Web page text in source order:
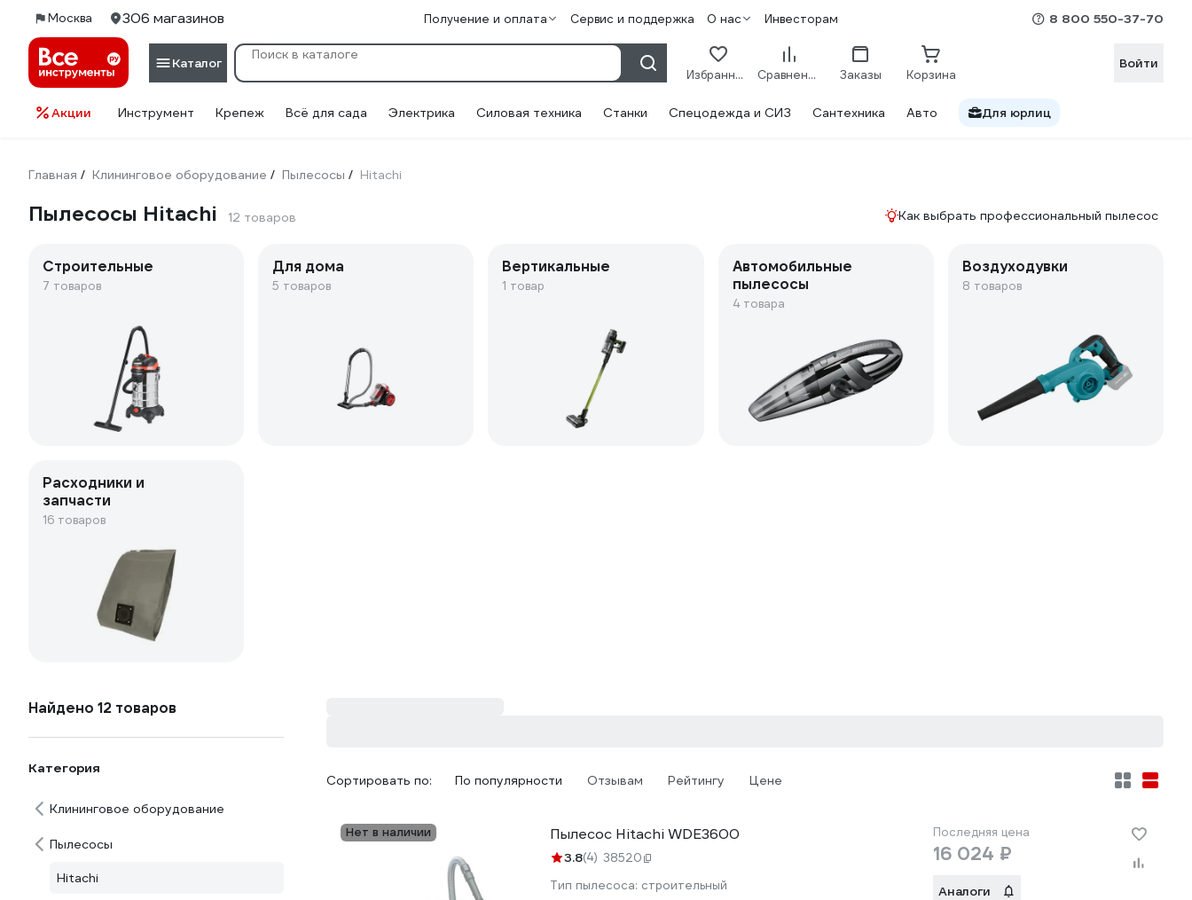
Москва 306 магазинов Получение и оплата Сервис и поддержка О нас Инвесторам 8 800 550-37-70
Каталог
Избранное Сравнение Заказы Корзина
Войти
Акции Инструмент Крепеж Всё для сада Электрика Силовая техника Станки Спецодежда и СИЗ Сантехника Авто Для юрлиц
Главная / Клининговое оборудование / Пылесосы / Hitachi
Пылесосы Hitachi 12 товаров Как выбрать профессиональный пылесос
Строительные
7 товаров
Для дома
5 товаров
Вертикальные
1 товар
Автомобильные
пылесосы
4 товара
Воздуходувки
8 товаров
Расходники и
запчасти
16 товаров
Найдено 12 товаров
Категория
Клининговое оборудование
Пылесосы
Hitachi
Сортировать по: По популярности Отзывам Рейтингу Цене
Нет в наличии Пылесос Hitachi WDE3600
3.8(4) 38520
Тип пылесоса: строительный
Последняя цена
16 024 ₽
Аналоги